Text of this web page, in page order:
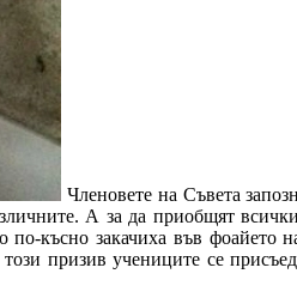
Членовете на Съвета
А за да приобщят
късно закачиха във
призив учениците се